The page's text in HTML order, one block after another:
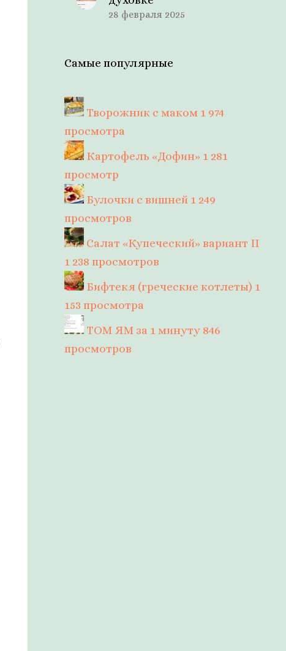
28 февраля 2025
Самые популярные
Творожник с маком 1 974
просмотра
Картофель «Дофин» 1 281
просмотр
Булочки с вишней 1 249
просмотров
Салат «Купеческий» вариант II
1 238 просмотров
Бифтекя (греческие котлеты) 1
153 просмотра
ТОМ ЯМ за 1 минуту 846
просмотров